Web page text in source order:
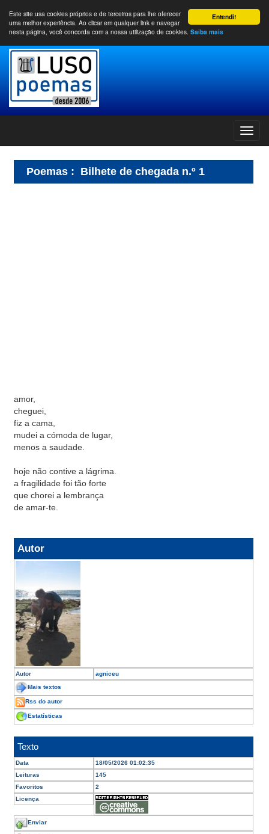
Entendi!
Este site usa cookies próprios e de terceiros para lhe oferecer
uma melhor experiência. Ao clicar em qualquer link e navegar
nesta página, você concorda com a nossa utilização de cookies. Saiba mais
Poemas : Bilhete de chegada n.º 1
amor,
cheguei,
fiz a cama,
mudei a cómoda de lugar,
menos a saudade.
hoje não contive a lágrima.
a fragilidade foi tão forte
que chorei a lembrança
de amar-te.
Autor
Autor agniceu
Mais textos
Rss do autor
Estatísticas
Texto
Data
18/05/2026 01:02:35
Leituras
145
Favoritos
2
Licença
Enviar